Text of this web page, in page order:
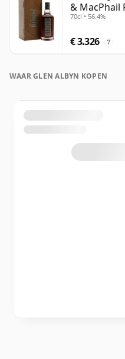
& MacPhail
70cl • 56.4%
€ 3.326 ?
WAAR GLEN ALBYN KOPEN